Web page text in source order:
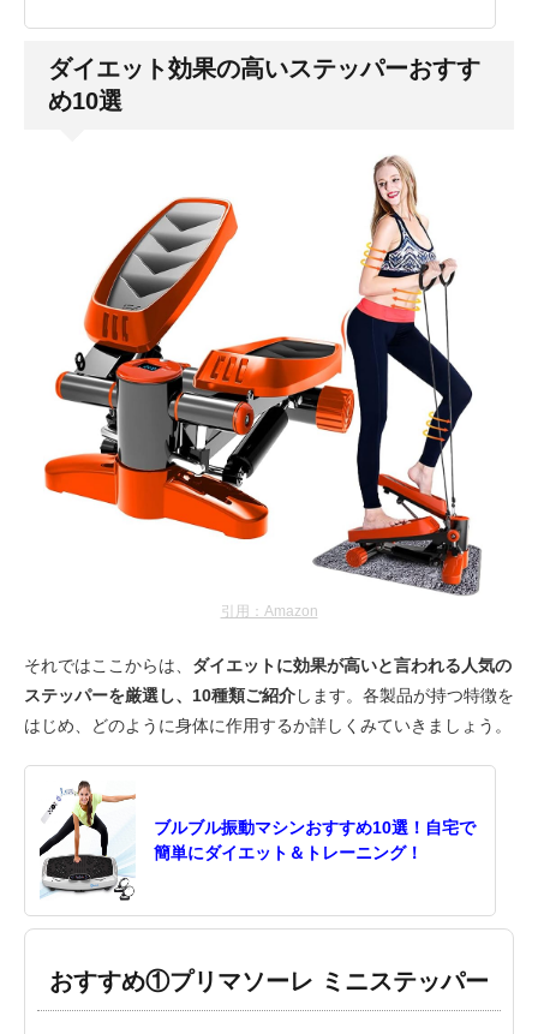
ダイエット効果の高いステッパーおすす
め10選
引用：Amazon
それではここからは、 ダイエットに効果が高いと言われる人気の
ステッパーを厳選し、10種類ご紹介します。各製品が持つ特徴を
はじめ、どのように身体に作用するか詳しくみていきましょう。
ブルブル振動マシンおすすめ10選！自宅で
簡単にダイエット＆トレーニング！
おすすめ①プリマソーレ ミニステッパー